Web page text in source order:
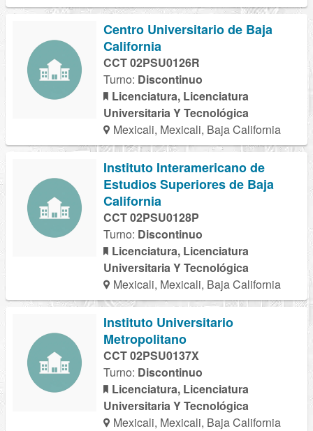
Centro Universitario de Baja
California
CCT 02PSU0126R
Turno: Discontinuo
Licenciatura, Licenciatura
Universitaria Y Tecnológica
Mexicali, Mexicali, Baja California
Instituto Interamericano de
Estudios Superiores de Baja
California
CCT 02PSU0128P
Turno: Discontinuo
Licenciatura, Licenciatura
Universitaria Y Tecnológica
Mexicali, Mexicali, Baja California
Instituto Universitario
Metropolitano
CCT 02PSU0137X
Turno: Discontinuo
Licenciatura, Licenciatura
Universitaria Y Tecnológica
Mexicali, Mexicali, Baja California